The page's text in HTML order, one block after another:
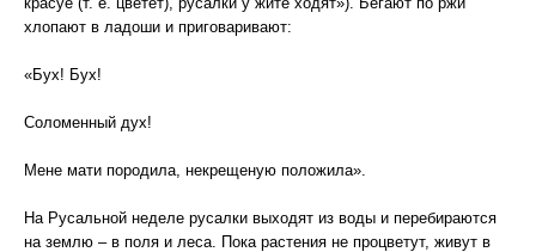
хлопают в ладоши и приговаривают:
«Бух! Бух!
Соломенный дух!
Мене мати породила, некрещеную положила».
На Русальной неделе русалки выходят из воды и перебираются
на землю – в поля и леса. Пока растения не процветут, живут в